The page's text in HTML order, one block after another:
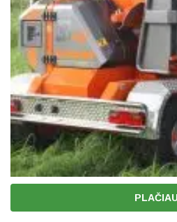
PLAČIAU